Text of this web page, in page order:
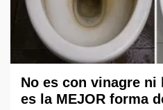
No es con vinagre
es la MEJOR forma